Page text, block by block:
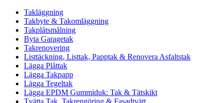
Takläggning
Takbyte & Takomläggning
Takplåtsmålning
Byta Garagetak
Takrenovering
Listtäckning, Listtak, Papptak & Renovera Asfaltstak
Lägga Plåttak
Lägga Takpapp
Lägga Tegeltak
Lägga EPDM Gummiduk: Tak & Tätskikt
Tvätta Tak, Takrengöring & Fasadtvätt